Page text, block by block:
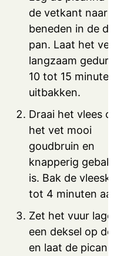
de vetkant naar
beneden in de
pan. Laat het vet
langzaam
10 tot 15 minuten
uitbakken.
Draai het vlees
het vet mooi
goudbruin en
knapperig
is. Bak de
tot 4 minuten
Zet het vuur
een deksel op de
en laat de